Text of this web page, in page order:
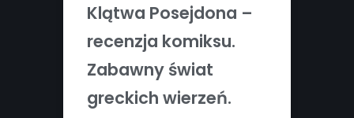
Klątwa Posejdona –
recenzja komiksu.
Zabawny świat
greckich wierzeń.